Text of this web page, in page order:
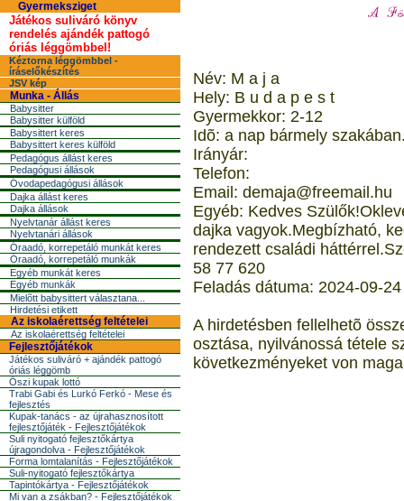
Gyermeksziget
Játékos suliváró könyv
rendelés ajándék pattogó
óriás léggömbbel!
Kéztorna léggömbbel -
íráselőkészítés
JSV kép
Munka - Állás
Babysitter
Babysitter külföld
Babysittert keres
Babysittert keres külföld
Pedagógus állást keres
Pedagógusi állások
Óvodapedagógusi állások
Dajka állást keres
Dajka állások
Nyelvtanár állást keres
Nyelvtanári állások
Óraadó, korrepetáló munkát keres
Óraadó, korrepetáló munkák
Egyéb munkát keres
Egyéb munkák
Mielõtt babysittert választana...
Hirdetési etikett
Az iskolaérettség feltételei
Az iskolaérettség feltételei
Fejlesztőjátékok
Játékos suliváró + ajándék pattogó
óriás léggömb
Őszi kupak lottó
Trabi Gabi és Lurkó Ferkó - Mese és
fejlesztés
Kupak-tanács - az újrahasznosított
fejlesztőjáték - Fejlesztőjátékok
Suli nyitogató fejlesztőkártya
újragondolva - Fejlesztőjátékok
Forma lomtalanítás - Fejlesztőjátékok
Suli-nyitogató fejlesztőkártya
Tapintókártya - Fejlesztőjátékok
Mi van a zsákban? - Fejlesztőjátékok
Név: M a j a
Hely: B u d a p e s t
Gyermekkor: 2-12
Idõ: a nap bármely
Irányár:
Telefon:
Email: demaja@freemail.hu
Egyéb: Kedves
dajka vagyok.Megbízható,
rendezett családi
58 77 620
Feladás dátuma: 2024-09-24
A hirdetésben fellelhetõ
osztása, nyilvánossá tétele
következményeket von